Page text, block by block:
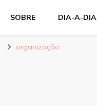
SOBRE DIA-A-DIA
organização